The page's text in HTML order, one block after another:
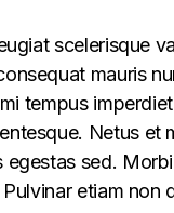
scelerisque
mauris
tempus
Netus et
egestas sed.
etiam non